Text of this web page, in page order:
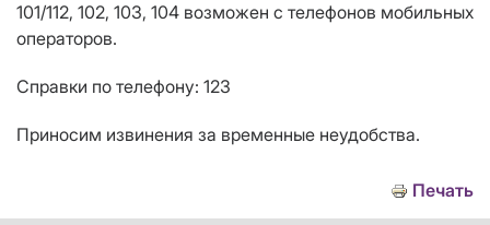
101/112, 102, 103, 104 возможен с телефонов мобильных
операторов.
Справки по телефону: 123
Приносим извинения за временные неудобства.
Печать